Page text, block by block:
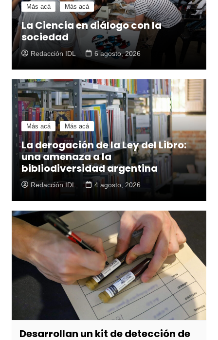
Más acá Más acá
La Ciencia en diálogo con la
sociedad
Redacción IDL 6 agosto, 2026
Más acá Más acá
La derogación de la Ley del Libro:
una amenaza a la
bibliodiversidad argentina
Redacción IDL 4 agosto, 2026
Desarrollan un kit de detección de